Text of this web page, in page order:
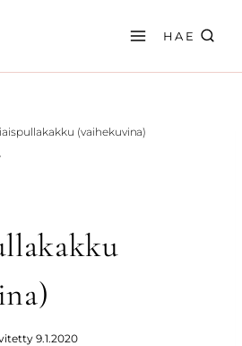
HAE
(vaihekuvina)
9.1.2020